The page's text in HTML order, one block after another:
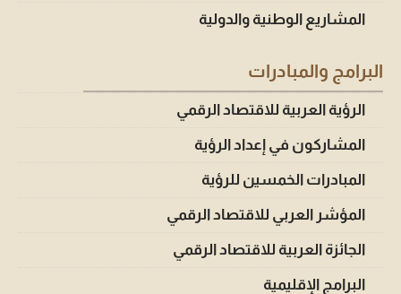
المشاريع الوطنية والدولية
البرامج والمبادرات
الرؤية العربية للاقتصاد الرقمي
المشاركون في إعداد الرؤية
المبادرات الخمسين للرؤية
المؤشر العربي للاقتصاد الرقمي
الجائزة العربية للاقتصاد الرقمي
البرامج الإقليمية